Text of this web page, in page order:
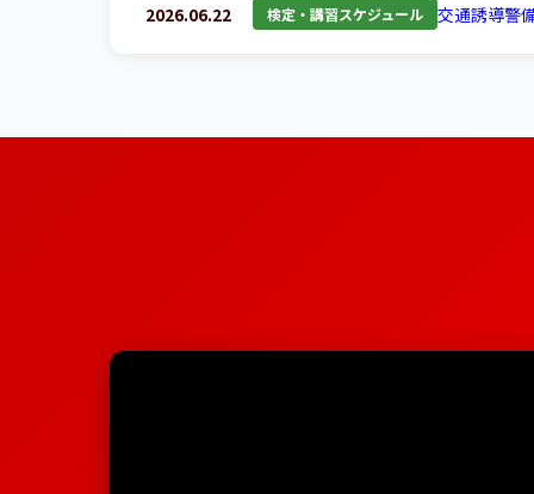
2026.06.22 検定・講習スケジュール 交通誘導警